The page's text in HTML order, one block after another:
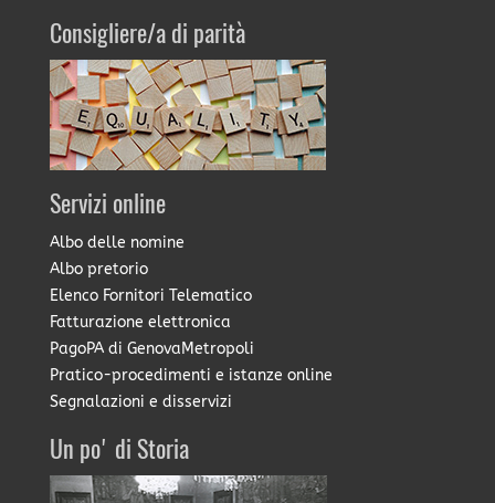
Consigliere/a di parità
Servizi online
Albo delle nomine
Albo pretorio
Elenco Fornitori Telematico
Fatturazione elettronica
PagoPA di GenovaMetropoli
Pratico-procedimenti e istanze online
Segnalazioni e disservizi
Un po' di Storia